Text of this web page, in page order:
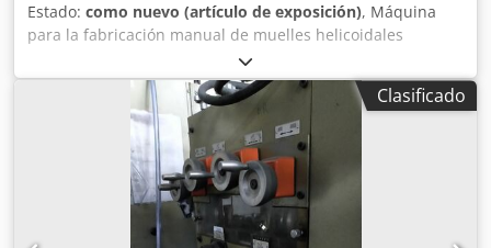
Estado: como nuevo (artículo de exposición), Máquina
para la fabricación manual de muelles helicoidales
(compresión-extensión). Dsdoi Ik H Iepfx Aivswa
Clasificado